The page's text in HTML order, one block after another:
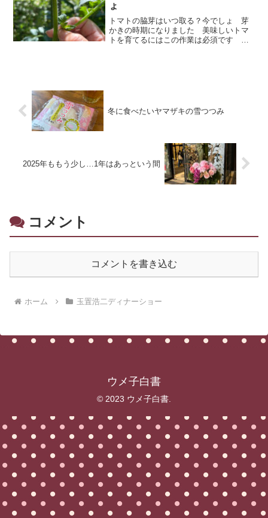
ょ
トマトの脇芽はいつ取る？今でしょ 芽
かきの時期になりました 美味しいトマ
トを育てるにはこの作業は必須です 美
冬に食べたいヤマザキの雪つつみ
2025年ももう少し…1年はあっという間
コメント
コメントを書き込む
ホーム 玉置浩二ディナーショー
ウメ子白書
© 2023 ウメ子白書.